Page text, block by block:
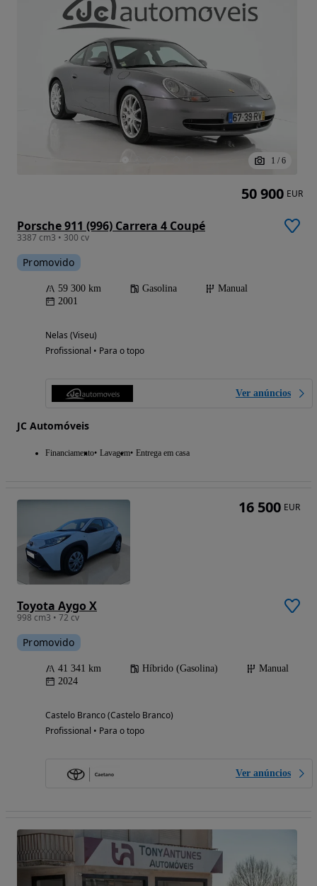
1 / 6
Porsche 911 (996) Carrera 4 Coupé
3387 cm3 • 300 cv
Promovido
59 300 km Gasolina
Manual
2001
Nelas (Viseu)
Profissional • Para o topo
Ver anúncios
JC Automóveis
Financiamento Lavagem Entrega em casa
50 900 EUR
Toyota Aygo X
998 cm3 • 72 cv
Promovido
41 341 km Híbrido (Gasolina)
Manual
2024
Castelo Branco (Castelo Branco)
Profissional • Para o topo
Ver anúncios
16 500 EUR